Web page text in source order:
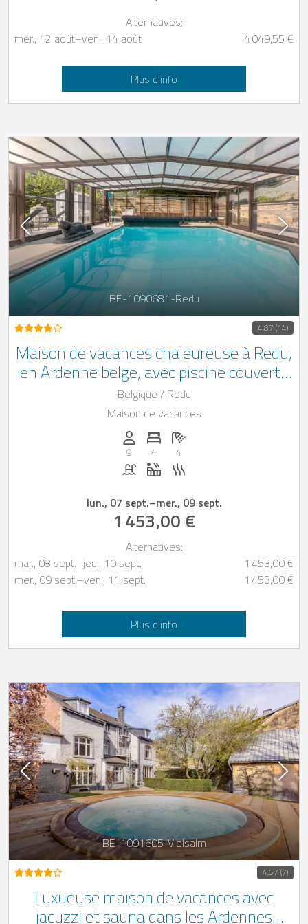
Alternatives:
mer., 12 août–ven., 14 août 4 049,55 €
Plus d’info
BE-1090681-Redu
4,87 (14)
Maison de vacances chaleureuse à Redu,
en Ardenne belge, avec piscine couverte
privée (du 15 mars au 31 octobre), jacuzzi
et espace bien-être privé équipé d’un
sauna finlandais, un sauna infra-rouge
et un hammam
Belgique / Redu
Maison de vacances
Personnes (max): 9
9
Nombre de chambres: 4
4
Nombre de salles de bain: 4
4
Piscine Jacuzzi
lun., 07 sept.–mer., 09 sept.
1 453,00 €
Alternatives:
mar., 08 sept.–jeu., 10 sept.
1 453,00 €
mer., 09 sept.–ven., 11 sept. 1 453,00 €
Plus d’info
BE-1091605-Vielsalm
4,67 (7)
Luxueuse maison de vacances avec
jacuzzi et sauna dans les Ardennes